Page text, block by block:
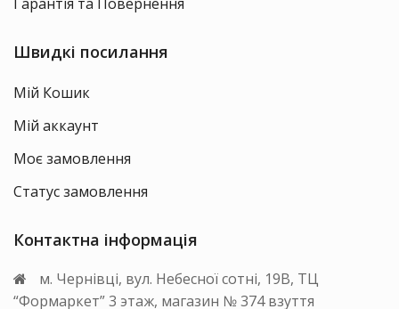
Швидкі посилання
Мій Кошик
Мій аккаунт
Моє замовлення
Статус замовлення
Контактна інформація
м. Чернівці, вул. Небесної сотні, 19В, ТЦ
“Формаркет” 3 этаж, магазин № 374 взуття